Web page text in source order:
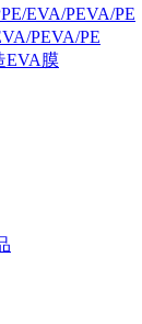
EVA/PEVA/PE
PEVA/PE
EVA膜